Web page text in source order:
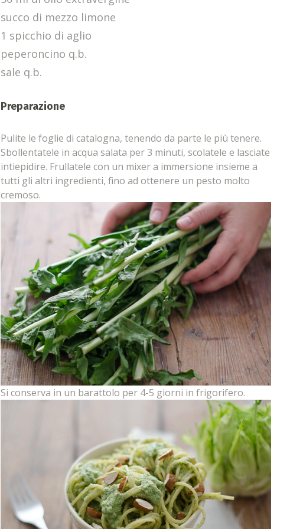
succo di mezzo limone
1 spicchio di aglio
peperoncino q.b.
sale q.b.
Preparazione
Pulite le foglie di catalogna, tenendo da parte le più tenere.
Sbollentatele in acqua salata per 3 minuti, scolatele e lasciate
intiepidire. Frullatele con un mixer a immersione insieme a
tutti gli altri ingredienti, fino ad ottenere un pesto molto
cremoso.
Si conserva in un barattolo per 4-5 giorni in frigorifero.